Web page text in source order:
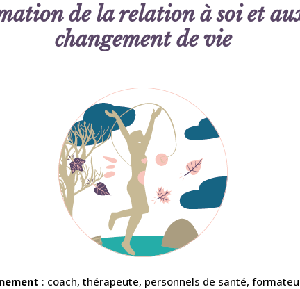
de la relation à soi et
changement de vie
: coach, thérapeute, personnels de santé,